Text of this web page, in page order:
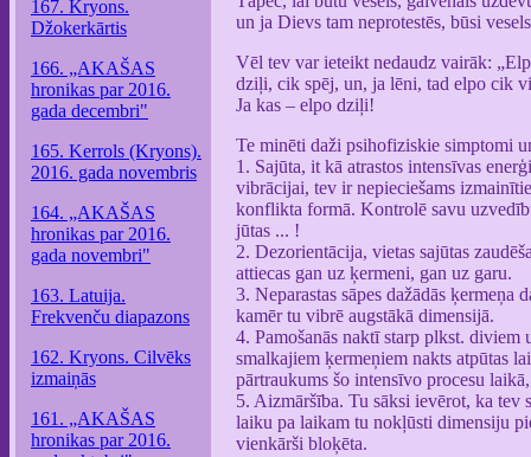
167. Kryons.
Džokerkārtis
166. „AKAŠAS
hronikas par 2016.
gada decembri"
165. Kerrols (Kryons).
2016. gada novembris
164. „AKAŠAS
hronikas par 2016.
gada novembri"
163. Latuija.
Frekvenču diapazons
162. Kryons. Cilvēks
izmaiņās
161. „AKAŠAS
hronikas par 2016.
un ja Dievs tam neprotestēs, būsi
Vēl tev var ieteikt nedaudz vairāk:
dziļi, cik spēj, un, ja lēni, tad elpo cik
Ja kas – elpo dziļi!
Te minēti daži psihofiziskie simptomi
1. Sajūta, it kā atrastos intensīvas
vibrācijai, tev ir nepieciešams
konflikta formā. Kontrolē savu
jūtas ... !
2. Dezorientācija, vietas sajūtas
attiecas gan uz ķermeni, gan uz garu.
3. Neparastas sāpes dažādās ķermeņa
kamēr tu vibrē augstākā dimensijā.
4. Pamošanās naktī starp plkst.
smalkajiem ķermeņiem nakts atpūtas
pārtraukums šo intensīvo procesu
5. Aizmāršība. Tu sāksi ievērot, ka tev
laiku pa laikam tu nokļūsti dimensiju
vienkārši bloķēta.